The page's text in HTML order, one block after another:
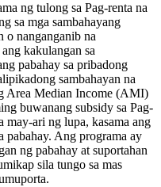
ng tulong sa Pag-renta na
sa mga sambahayang
o nanganganib na
kakulangan sa
pabahay sa pribadong
sambahayan na
Area Median Income (AMI)
buwanang subsidy sa Pag-
may-ari ng lupa, kasama ang
pabahay. Ang programa ay
ng pabahay at suportahan
sila tungo sa mas